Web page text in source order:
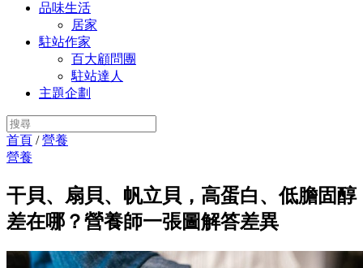
品味生活
居家
駐站作家
百大顧問團
駐站達人
主題企劃
首頁 /營養
營養
干貝、扇貝、帆立貝，高蛋白、低膽固醇
差在哪？營養師一張圖解答差異